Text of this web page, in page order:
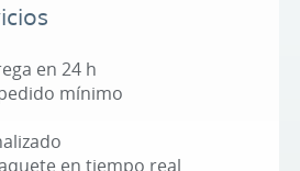
en 24 h
mínimo
en tiempo real